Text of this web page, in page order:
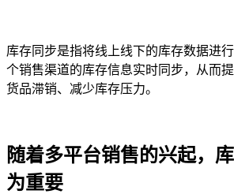
库存同步是指将线上线下的库存数据进
个销售渠道的库存信息实时同步，从而
货品滞销、减少库存压力。
随着多平台销售的兴起，
为重要